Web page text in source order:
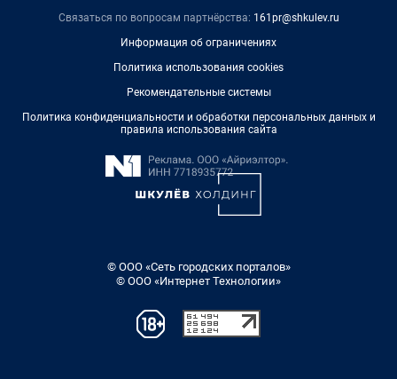
Связаться по вопросам партнёрства: 161pr@shkulev.ru
Информация об ограничениях
Политика использования cookies
Рекомендательные системы
Политика конфиденциальности и обработки персональных данных и
правила использования сайта
© ООО «Сеть городских порталов»
© ООО «Интернет Технологии»